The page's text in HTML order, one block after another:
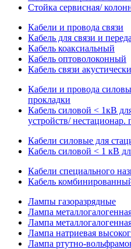
Стойка сервисная/
Кабели и провода связи
Кабель для связи и
Кабель коаксиальный
Кабель оптоволоконный
Кабель связи
Кабели и провода
прокладки
Кабель силовой < 1кВ
устройств/ нестационар.
Кабели силовые для
Кабель силовой < 1 кВ
Кабели специального
Кабель
Лампы газоразрядные
Лампа
Лампа
Лампа натриевая
Лампа ртутно-